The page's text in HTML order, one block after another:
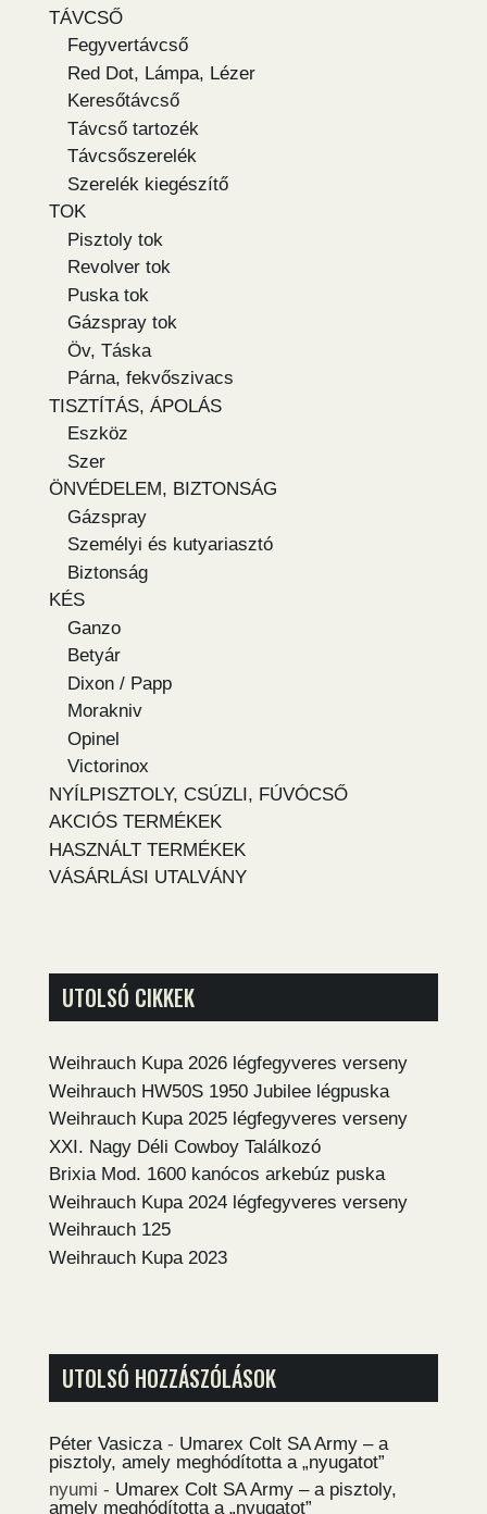
TÁVCSŐ
Fegyvertávcső
Red Dot, Lámpa, Lézer
Keresőtávcső
Távcső tartozék
Távcsőszerelék
Szerelék kiegészítő
TOK
Pisztoly tok
Revolver tok
Puska tok
Gázspray tok
Öv, Táska
Párna, fekvőszivacs
TISZTÍTÁS, ÁPOLÁS
Eszköz
Szer
ÖNVÉDELEM, BIZTONSÁG
Gázspray
Személyi és kutyariasztó
Biztonság
KÉS
Ganzo
Betyár
Dixon / Papp
Morakniv
Opinel
Victorinox
NYÍLPISZTOLY, CSÚZLI, FÚVÓCSŐ
AKCIÓS TERMÉKEK
HASZNÁLT TERMÉKEK
VÁSÁRLÁSI UTALVÁNY
UTOLSÓ CIKKEK
Weihrauch Kupa 2026 légfegyveres verseny
Weihrauch HW50S 1950 Jubilee légpuska
Weihrauch Kupa 2025 légfegyveres verseny
XXI. Nagy Déli Cowboy Találkozó
Brixia Mod. 1600 kanócos arkebúz puska
Weihrauch Kupa 2024 légfegyveres verseny
Weihrauch 125
Weihrauch Kupa 2023
UTOLSÓ HOZZÁSZÓLÁSOK
Péter Vasicza - Umarex Colt SA Army – a
pisztoly, amely meghódította a „nyugatot”
nyumi - Umarex Colt SA Army – a pisztoly,
amely meghódította a „nyugatot”